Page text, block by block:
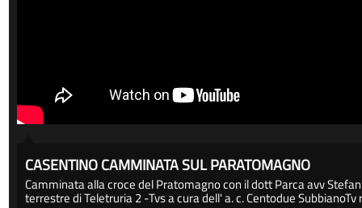
CASENTINO CAMMINATA SUL PARATOMAGNO
Camminata alla croce del Pratomagno con il dott Parca avv
terrestre di Teletruria 2 -Tvs a cura dell' a. c. Centodue